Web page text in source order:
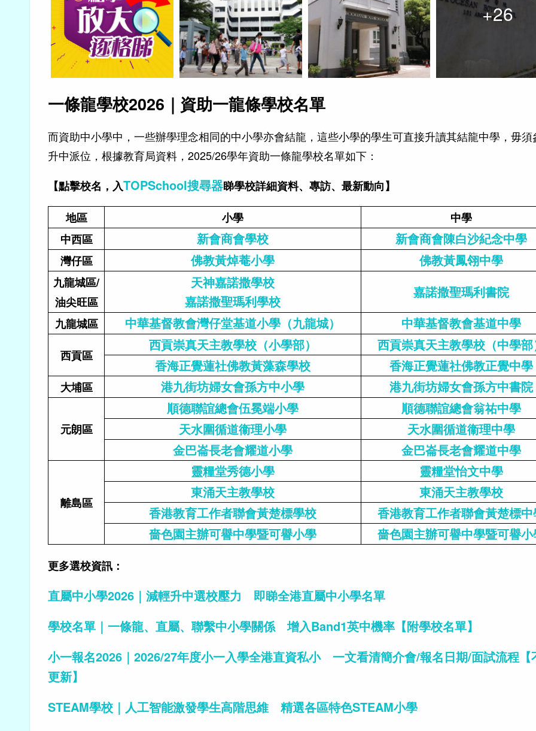
+26
一條龍學校2026｜資助一龍條學校名單
而資助中小學中，一些辦學理念相同的中小學亦會結龍，這些小學的學生可直接升讀其結龍中學，毋須
升中派位，根據教育局資料，2025/26學年資助一條龍學校名單如下：
【點擊校名，入TOPSchool搜尋器睇學校詳細資料、專訪、最新動向】
地區 小學
中學
中西區
新會商會學校 新會商會陳白沙紀念中學
灣仔區 佛教黃焯菴小學 佛教黃鳳翎中學
九龍城區/
油尖旺區
天神嘉諾撒學校
嘉諾撒聖瑪利學校
嘉諾撒聖瑪利書院
九龍城區 中華基督教會灣仔堂基道小學（九龍城） 中華基督教會基道中學
西貢區
西貢崇真天主教學校（小學部）
西貢崇真天主教學校（中學
香海正覺蓮社佛教黃藻森學校
香海正覺蓮社佛教正覺中學
大埔區 港九街坊婦女會孫方中小學 港九街坊婦女會孫方中書院
元朗區
順德聯誼總會伍冕端小學
順德聯誼總會翁祐中學
天水圍循道衞理小學
天水圍循道衞理中學
金巴崙長老會耀道小學
金巴崙長老會耀道中學
離島區
靈糧堂秀德小學
靈糧堂怡文中學
東涌天主教學校
東涌天主教學校
香港教育工作者聯會黃楚標學校
香港教育工作者聯會黃楚標
嗇色園主辦可譽中學暨可譽小學
嗇色園主辦可譽中學暨可譽
更多選校資訊：
直屬中小學2026｜減輕升中選校壓力 即睇全港直屬中小學名單
學校名單｜一條龍、直屬、聯繫中小學關係 增入Band1英中機率【附學校名單】
小一報名2026｜2026/27年度小一入學全港直資私小 一文看清簡介會/報名日期/面試流程【
更新】
STEAM學校｜人工智能激發學生高階思維 精選各區特色STEAM小學